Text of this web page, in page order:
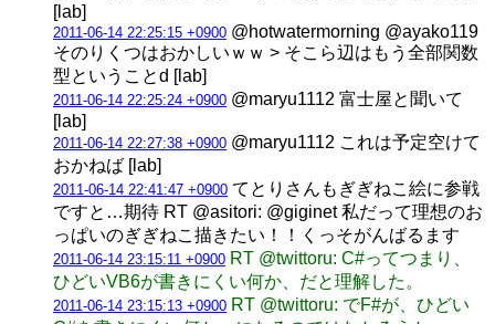
[lab]
2011-06-14 22:25:15 +0900 @hotwatermorning @ayako119
そのりくつはおかしいｗｗ > そこら辺はもう全部関数
型ということd [lab]
2011-06-14 22:25:24 +0900 @maryu1112 富士屋と聞いて
[lab]
2011-06-14 22:27:38 +0900 @maryu1112 これは予定空けて
おかねば [lab]
2011-06-14 22:41:47 +0900 てとりさんもぎぎねこ絵に参戦
ですと…期待 RT @asitori: @giginet 私だって理想のお
っぱいのぎぎねこ描きたい！！くっそがんばるます
2011-06-14 23:15:11 +0900 RT @twittoru: C#ってつまり、
ひどいVB6が書きにくい何か、だと理解した。
2011-06-14 23:15:13 +0900 RT @twittoru: でF#が、ひどい